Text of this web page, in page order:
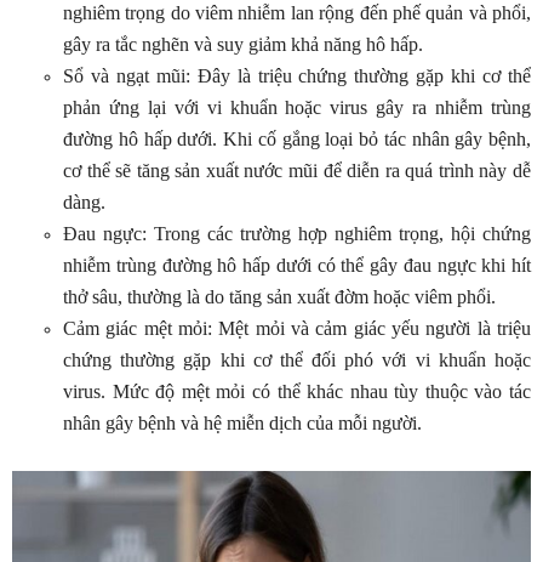
nghiêm trọng do viêm nhiễm lan rộng đến phế quản và phổi,
gây ra tắc nghẽn và suy giảm khả năng hô hấp.
Sổ và ngạt mũi: Đây là triệu chứng thường gặp khi cơ thể
phản ứng lại với vi khuẩn hoặc virus gây ra nhiễm trùng
đường hô hấp dưới. Khi cố gắng loại bỏ tác nhân gây bệnh,
cơ thể sẽ tăng sản xuất nước mũi để diễn ra quá trình này dễ
dàng.
Đau ngực: Trong các trường hợp nghiêm trọng, hội chứng
nhiễm trùng đường hô hấp dưới có thể gây đau ngực khi hít
thở sâu, thường là do tăng sản xuất đờm hoặc viêm phổi.
Cảm giác mệt mỏi: Mệt mỏi và cảm giác yếu người là triệu
chứng thường gặp khi cơ thể đối phó với vi khuẩn hoặc
virus. Mức độ mệt mỏi có thể khác nhau tùy thuộc vào tác
nhân gây bệnh và hệ miễn dịch của mỗi người.